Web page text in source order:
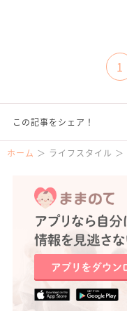
1
この記事をシェア！
ホーム ライフスタイル